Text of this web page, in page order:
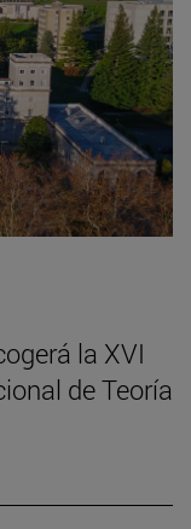
la XVI
de Teoría